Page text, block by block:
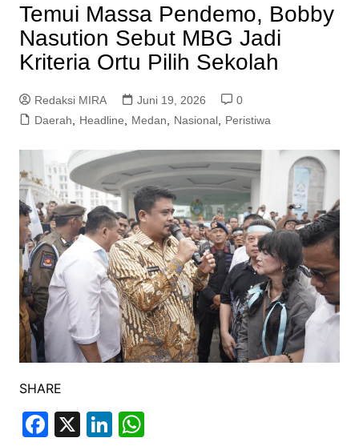
Temui Massa Pendemo, Bobby
Nasution Sebut MBG Jadi
Kriteria Ortu Pilih Sekolah
Redaksi MIRA Juni 19, 2026
0
Daerah
Headline Medan Nasional, Peristiwa
SHARE
F X Li W